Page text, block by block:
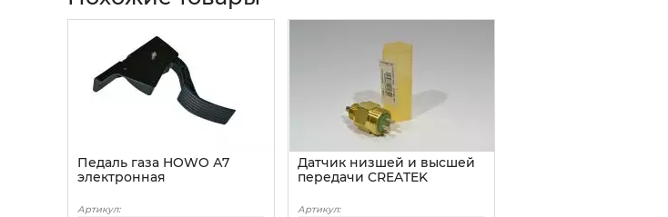
Педаль газа HOWO А7
электронная
Артикул:
Датчик низшей и высшей
передачи CREATEK
Артикул: